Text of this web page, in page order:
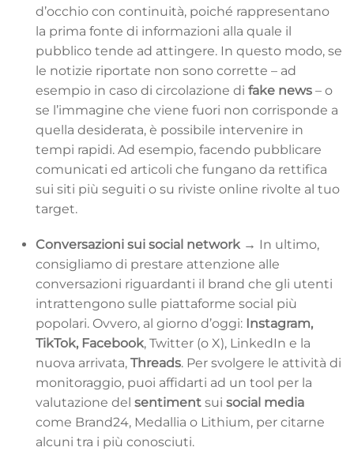
d’occhio con continuità, poiché rappresentano
la prima fonte di informazioni alla quale il
pubblico tende ad attingere. In questo modo, se
le notizie riportate non sono corrette – ad
esempio in caso di circolazione di fake news – o
se l’immagine che viene fuori non corrisponde a
quella desiderata, è possibile intervenire in
tempi rapidi. Ad esempio, facendo pubblicare
comunicati ed articoli che fungano da rettifica
sui siti più seguiti o su riviste online rivolte al tuo
target.
Conversazioni sui social network → In ultimo,
consigliamo di prestare attenzione alle
conversazioni riguardanti il brand che gli utenti
intrattengono sulle piattaforme social più
popolari. Ovvero, al giorno d’oggi: Instagram,
TikTok, Facebook, Twitter (o X), LinkedIn e la
nuova arrivata, Threads. Per svolgere le attività di
monitoraggio, puoi affidarti ad un tool per la
valutazione del sentiment sui social media
come Brand24, Medallia o Lithium, per citarne
alcuni tra i più conosciuti.